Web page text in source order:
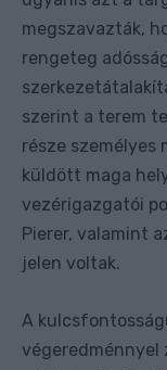
megszavazták,
rengeteg
szerint a terem
része személyes
küldött maga
vezérigazgatói
Pierer, valamint
jelen voltak.
A
végeredménnyel